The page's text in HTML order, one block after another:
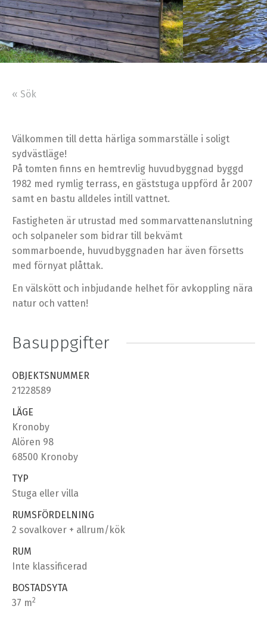
« Sök
Välkommen till detta härliga sommarställe i soligt
sydvästläge!
På tomten finns en hemtrevlig huvudbyggnad byggd
1982 med rymlig terrass, en gäststuga uppförd år 2007
samt en bastu alldeles intill vattnet.
Fastigheten är utrustad med sommarvattenanslutning
och solpaneler som bidrar till bekvämt
sommarboende, huvudbyggnaden har även försetts
med förnyat plåttak.
En välskött och inbjudande helhet för avkoppling nära
natur och vatten!
Basuppgifter
OBJEKTSNUMMER
21228589
LÄGE
Kronoby
Alören 98
68500 Kronoby
TYP
Stuga eller villa
RUMSFÖRDELNING
2 sovalkover + allrum/kök
RUM
Inte klassificerad
BOSTADSYTA
37 m2